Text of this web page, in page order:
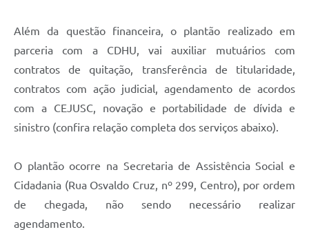
Carta de Serviços
Arquivos para Download
Galeria de Vídeos
Contas Públicas
Serviços Online
Além da questão financeira, o plantão realizado em
parceria com a CDHU, vai auxiliar mutuários com
contratos de quitação, transferência de titularidade,
contratos com ação judicial, agendamento de acordos
com a CEJUSC, novação e portabilidade de dívida e
sinistro (confira relação completa dos serviços abaixo).
O plantão ocorre na Secretaria de Assistência Social e
Cidadania (Rua Osvaldo Cruz, nº 299, Centro), por ordem
de chegada, não sendo necessário realizar
agendamento.